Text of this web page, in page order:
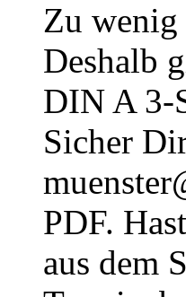
Zu wenig
Deshalb
DIN A 3-
Sicher
PDF.
aus dem